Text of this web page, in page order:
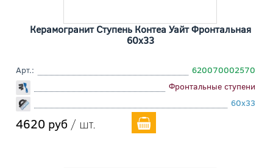
Керамогранит Ступень Контеа Уайт Фронтальная
60x33
Арт.:
620070002570
Фронтальные ступени
60x33
4620 руб / шт.